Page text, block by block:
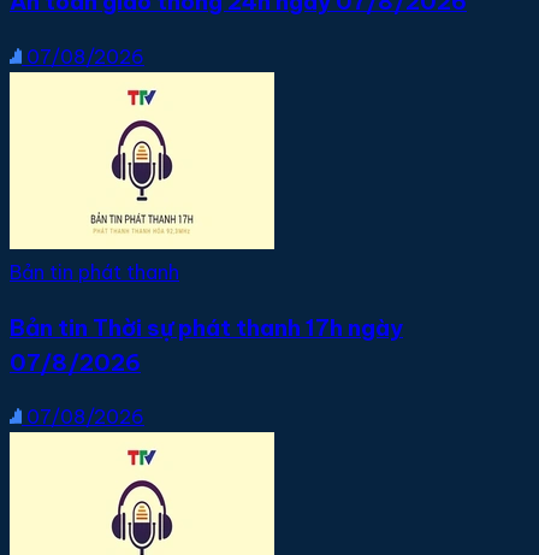
07/08/2026
Bản tin phát thanh
Bản tin Thời sự phát thanh 17h ngày
07/8/2026
07/08/2026